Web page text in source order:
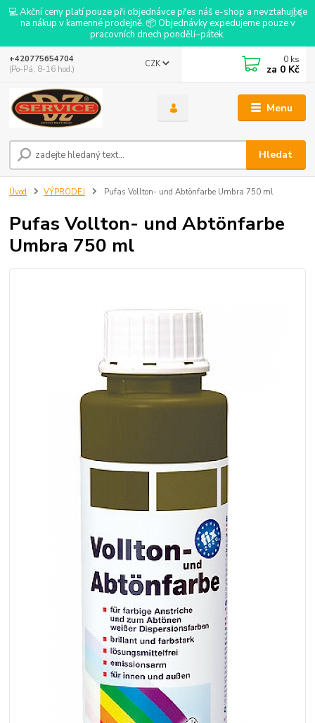
💻 Akční ceny platí pouze při objednávce přes náš e-shop a nevztahují se
na nákup v kamenné prodejně. 📦 Objednávky expedujeme pouze v
pracovních dnech pondělí–pátek.
Menu
CZK
Hledat
+420775654704
(Po-Pá, 8-16 hod.)
0 ks
za 0 Kč
Úvod VÝPRODEJ Pufas Vollton- und Abtönfarbe Umbra 750 ml
Pufas Vollton- und Abtönfarbe
Umbra 750 ml